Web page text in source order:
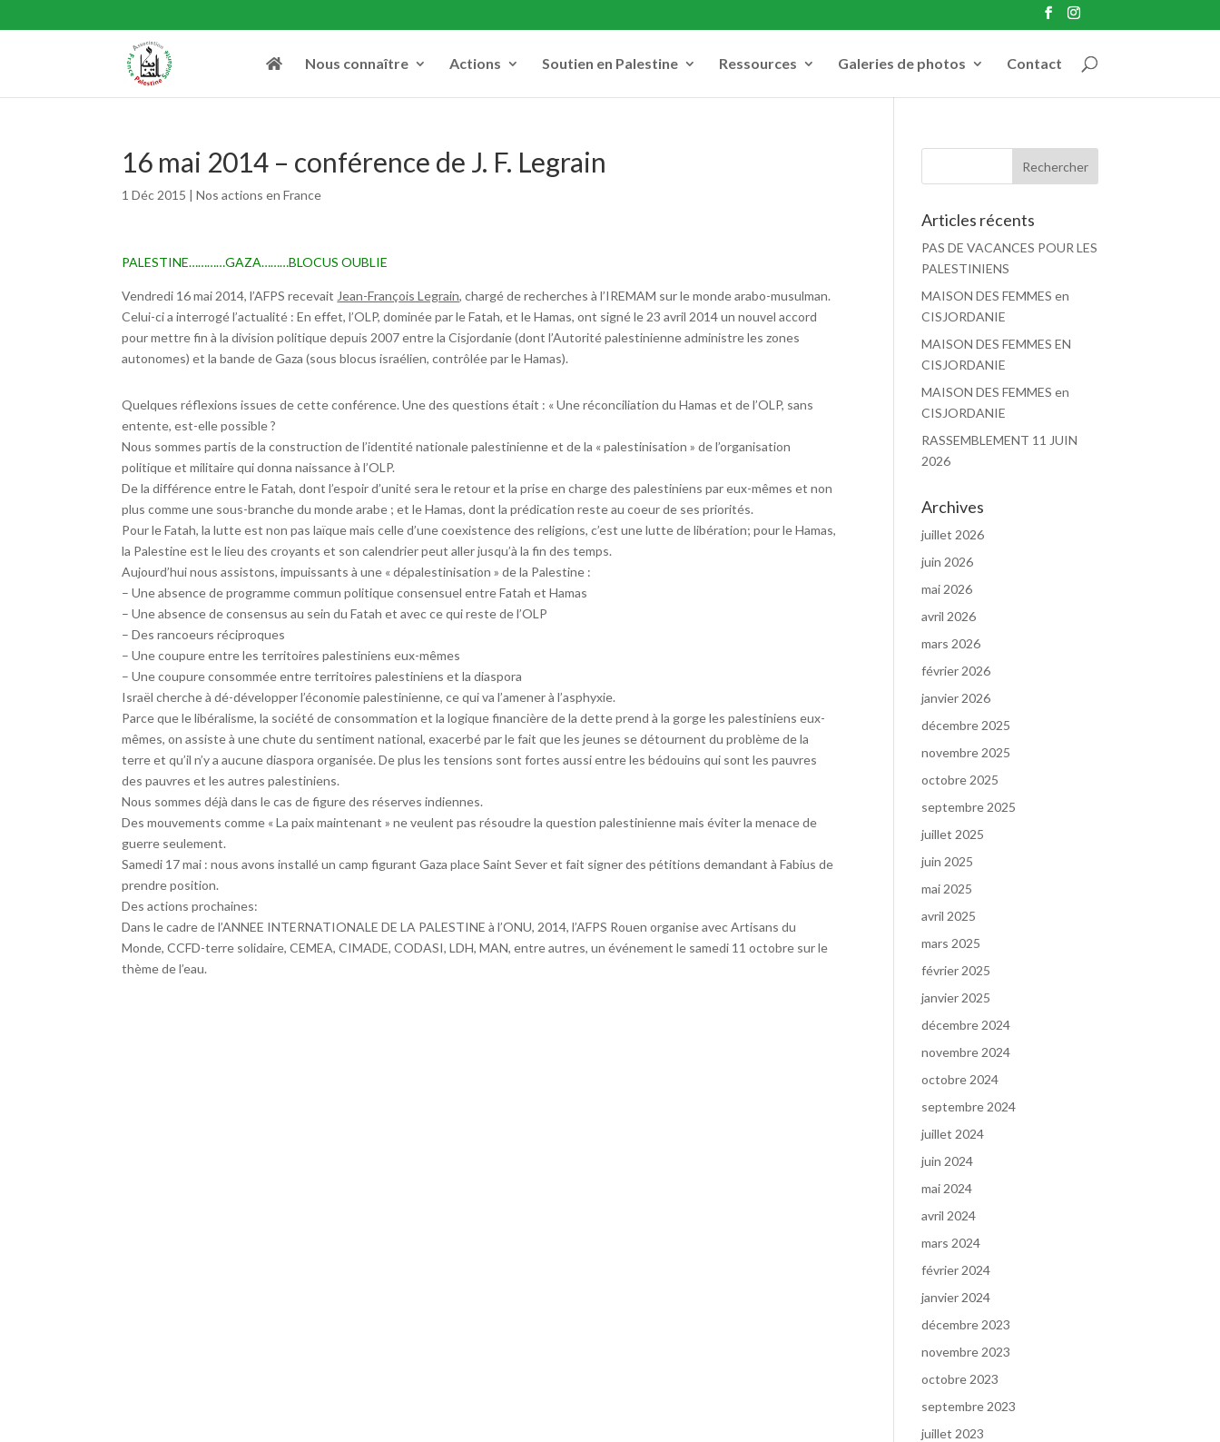
Nous connaître Actions Soutien en Palestine Ressources Galeries de photos Contact
16 mai 2014 – conférence de J. F. Legrain
1 Déc 2015 |Nos actions en France
PALESTINE…………GAZA………BLOCUS OUBLIE
Vendredi 16 mai 2014, l’AFPS recevait Jean-François Legrain, chargé de recherches à l’IREMAM sur le monde arabo-musulman.
Celui-ci a interrogé l’actualité : En effet, l’OLP, dominée par le Fatah, et le Hamas, ont signé le 23 avril 2014 un nouvel accord
pour mettre fin à la division politique depuis 2007 entre la Cisjordanie (dont l’Autorité palestinienne administre les zones
autonomes) et la bande de Gaza (sous blocus israélien, contrôlée par le Hamas).
Quelques réflexions issues de cette conférence. Une des questions était : « Une réconciliation du Hamas et de l’OLP, sans
entente, est-elle possible ?
Nous sommes partis de la construction de l’identité nationale palestinienne et de la « palestinisation » de l’organisation
politique et militaire qui donna naissance à l’OLP.
De la différence entre le Fatah, dont l’espoir d’unité sera le retour et la prise en charge des palestiniens par eux-mêmes et non
plus comme une sous-branche du monde arabe ; et le Hamas, dont la prédication reste au coeur de ses priorités.
Pour le Fatah, la lutte est non pas laïque mais celle d’une coexistence des religions, c’est une lutte de libération; pour le Hamas,
la Palestine est le lieu des croyants et son calendrier peut aller jusqu’à la fin des temps.
Aujourd’hui nous assistons, impuissants à une « dépalestinisation » de la Palestine :
– Une absence de programme commun politique consensuel entre Fatah et Hamas
– Une absence de consensus au sein du Fatah et avec ce qui reste de l’OLP
– Des rancoeurs réciproques
– Une coupure entre les territoires palestiniens eux-mêmes
– Une coupure consommée entre territoires palestiniens et la diaspora
Israël cherche à dé-développer l’économie palestinienne, ce qui va l’amener à l’asphyxie.
Parce que le libéralisme, la société de consommation et la logique financière de la dette prend à la gorge les palestiniens eux-
mêmes, on assiste à une chute du sentiment national, exacerbé par le fait que les jeunes se détournent du problème de la
terre et qu’il n’y a aucune diaspora organisée. De plus les tensions sont fortes aussi entre les bédouins qui sont les pauvres
des pauvres et les autres palestiniens.
Nous sommes déjà dans le cas de figure des réserves indiennes.
Des mouvements comme « La paix maintenant » ne veulent pas résoudre la question palestinienne mais éviter la menace de
guerre seulement.
Samedi 17 mai : nous avons installé un camp figurant Gaza place Saint Sever et fait signer des pétitions demandant à Fabius de
prendre position.
Des actions prochaines:
Dans le cadre de l’ANNEE INTERNATIONALE DE LA PALESTINE à l’ONU, 2014, l’AFPS Rouen organise avec Artisans du
Monde, CCFD-terre solidaire, CEMEA, CIMADE, CODASI, LDH, MAN, entre autres, un événement le samedi 11 octobre sur le
thème de l’eau.
Articles récents
PAS DE VACANCES POUR LES
PALESTINIENS
MAISON DES FEMMES en
CISJORDANIE
MAISON DES FEMMES EN
CISJORDANIE
MAISON DES FEMMES en
CISJORDANIE
RASSEMBLEMENT 11 JUIN
2026
Archives
juillet 2026
juin 2026
mai 2026
avril 2026
mars 2026
février 2026
janvier 2026
décembre 2025
novembre 2025
octobre 2025
septembre 2025
juillet 2025
juin 2025
mai 2025
avril 2025
mars 2025
février 2025
janvier 2025
décembre 2024
novembre 2024
octobre 2024
septembre 2024
juillet 2024
juin 2024
mai 2024
avril 2024
mars 2024
février 2024
janvier 2024
décembre 2023
novembre 2023
octobre 2023
septembre 2023
juillet 2023